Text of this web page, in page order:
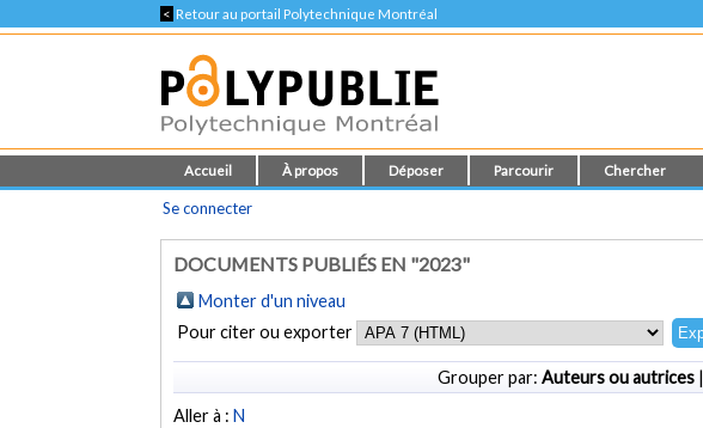
< Retour au portail Polytechnique Montréal
Accueil À propos Déposer Parcourir Chercher
Se connecter
DOCUMENTS PUBLIÉS EN "2023"
Monter d'un niveau
Pour citer ou exporter
Grouper par: Auteurs ou autrices|
Aller à :N